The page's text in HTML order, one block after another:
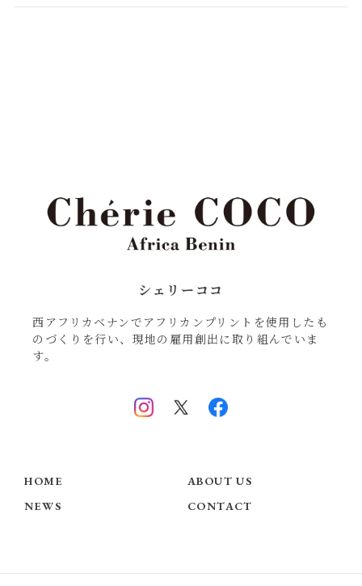
シェリーココ
西アフリカベナンでアフリカンプリントを使用したも
のづくりを行い、現地の雇用創出に取り組んでいま
す。
HOME
ABOUT US
NEWS
CONTACT